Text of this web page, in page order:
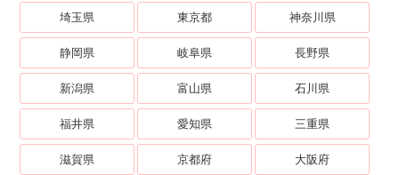
埼玉県 東京都 神奈川県
静岡県 岐阜県 長野県
新潟県 富山県 石川県
福井県 愛知県 三重県
滋賀県 京都府 大阪府